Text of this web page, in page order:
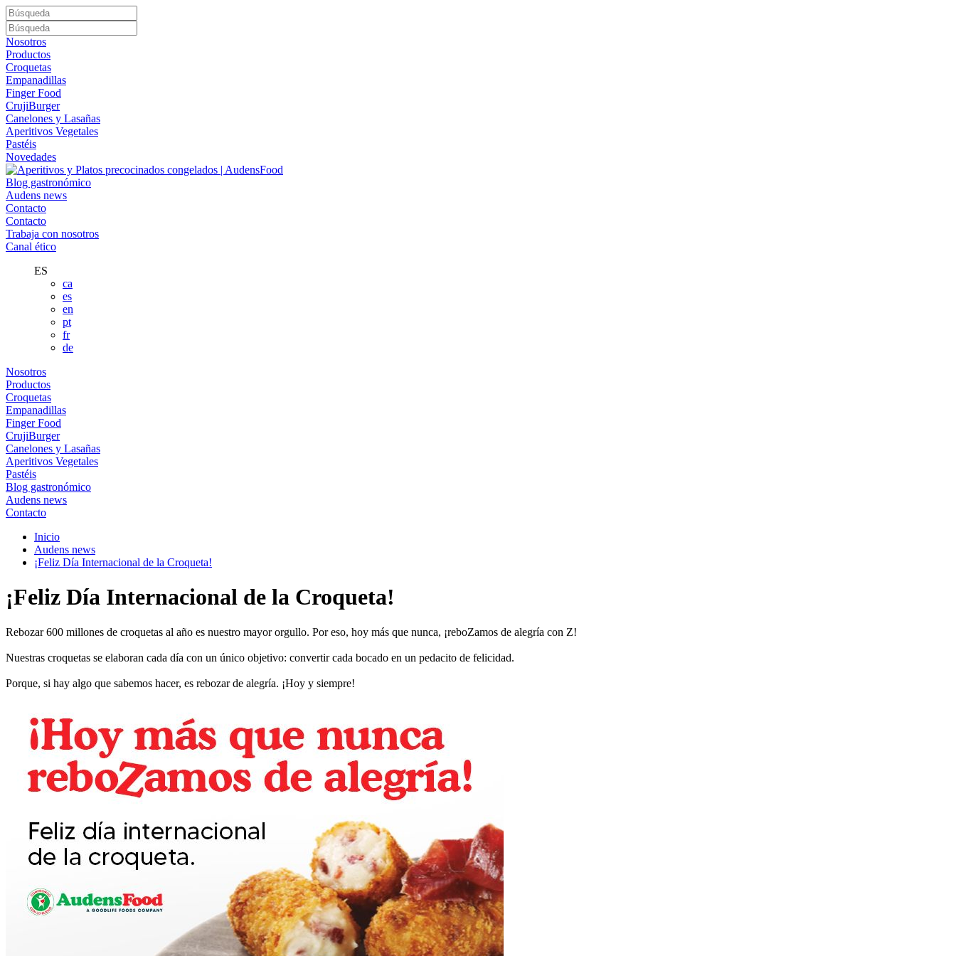
Nosotros
Productos
Croquetas
Empanadillas
Finger Food
CrujiBurger
Canelones y Lasañas
Aperitivos Vegetales
Pastéis
Novedades
Blog gastronómico
Audens news
Contacto
Contacto
Trabaja con nosotros
Canal ético
ES
ca
es
en
pt
fr
de
Nosotros
Productos
Croquetas
Empanadillas
Finger Food
CrujiBurger
Canelones y Lasañas
Aperitivos Vegetales
Pastéis
Blog gastronómico
Audens news
Contacto
Inicio
Audens news
¡Feliz Día Internacional de la Croqueta!
¡Feliz Día Internacional de la Croqueta!
Rebozar 600 millones de croquetas al año es nuestro mayor orgullo. Por eso, hoy más que nunca, ¡reboZamos de alegría con Z!
Nuestras croquetas se elaboran cada día con un único objetivo: convertir cada bocado en un pedacito de felicidad.
Porque, si hay algo que sabemos hacer, es rebozar de alegría. ¡Hoy y siempre!